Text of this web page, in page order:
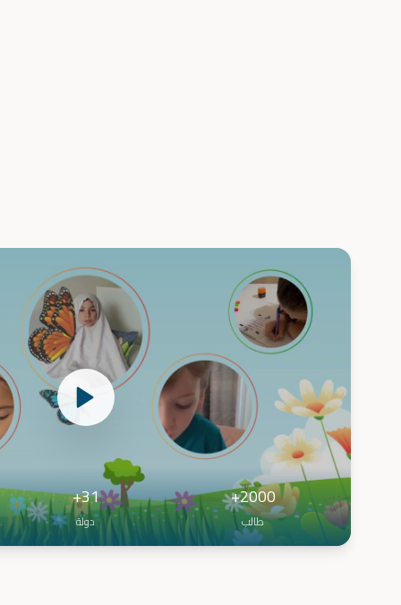
2000+
طالب
31+
دولة